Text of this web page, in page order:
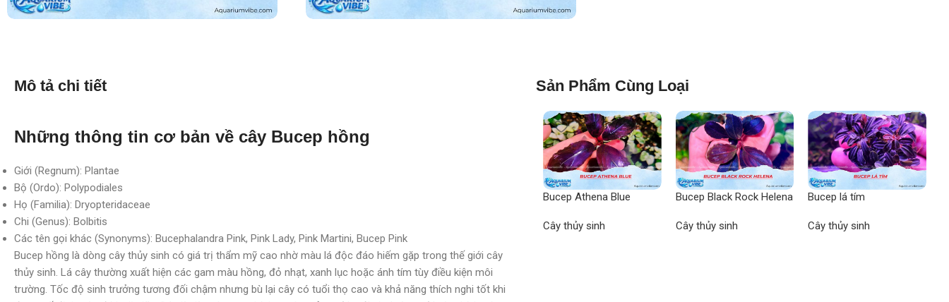
Mô tả chi tiết
Những thông tin cơ bản về cây Bucep hồng
Giới (Regnum): Plantae
Bộ (Ordo): Polypodiales
Họ (Familia): Dryopteridaceae
Chi (Genus): Bolbitis
Các tên gọi khác (Synonyms): Bucephalandra Pink, Pink Lady, Pink Martini, Bucep Pink
Bucep hồng là dòng cây thủy sinh có giá trị thẩm mỹ cao nhờ màu lá độc đáo hiếm gặp trong thế giới cây
thủy sinh. Lá cây thường xuất hiện các gam màu hồng, đỏ nhạt, xanh lục hoặc ánh tím tùy điều kiện môi
trường. Tốc độ sinh trưởng tương đối chậm nhưng bù lại cây có tuổi thọ cao và khả năng thích nghi tốt khi
Sản Phẩm Cùng Loại
Bucep Athena Blue
Cây thủy sinh
Bucep Black Rock Helena
Cây thủy sinh
Bucep lá tím
Cây thủy sinh